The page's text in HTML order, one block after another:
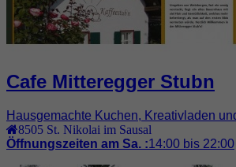
Cafe Mitteregger Stubn
Hausgemachte Kuchen, Kreativladen
8505 St. Nikolai im Sausal
Öffnungszeiten am Sa. :14:00 bis 22:00